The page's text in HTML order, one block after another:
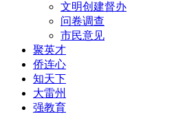
文明创建督办
问卷调查
市民意见
聚英才
侨连心
知天下
大雷州
强教育